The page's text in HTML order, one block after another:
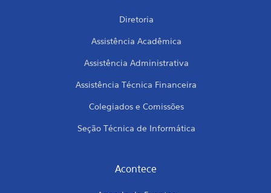
Diretoria
Assistência Acadêmica
Assistência Administrativa
Assistência Técnica Financeira
Colegiados e Comissões
Seção Técnica de Informática
Acontece